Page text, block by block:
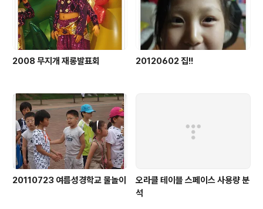
2008 무지개 재롱발표회 20120602 집!!
20110723 여름성경학교 물놀이
오라클 테이블 스페이스 사용량 분
석